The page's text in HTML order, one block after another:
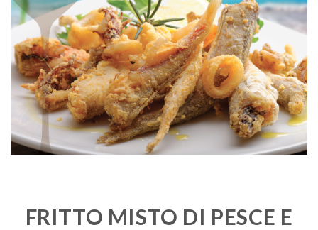
FRITTO MISTO DI PESCE E